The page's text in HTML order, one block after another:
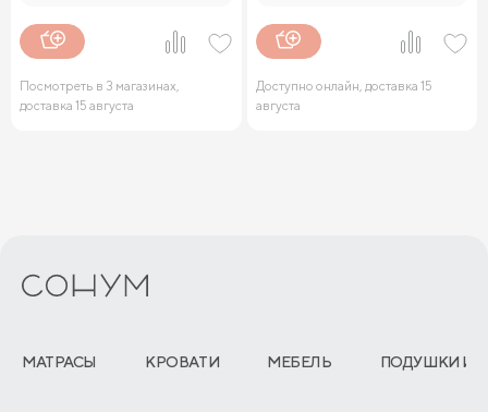
Посмотреть в 3 магазинах,
доставка 15 августа
Доступно онлайн, доставка 15
августа
МАТРАСЫ КРОВАТИ МЕБЕЛЬ ПОДУШКИ И